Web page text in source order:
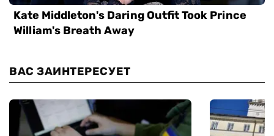
ВАС ЗАИНТЕРЕСУЕТ